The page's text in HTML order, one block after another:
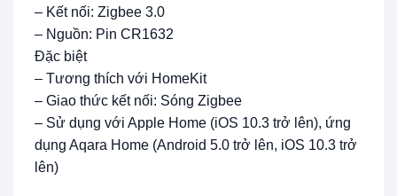
– Kết nối: Zigbee 3.0
– Nguồn: Pin CR1632
Đặc biệt
– Tương thích với HomeKit
– Giao thức kết nối: Sóng Zigbee
– Sử dụng với Apple Home (iOS 10.3 trở lên), ứng
dụng Aqara Home (Android 5.0 trở lên, iOS 10.3 trở
lên)